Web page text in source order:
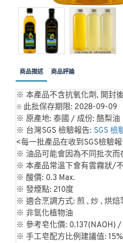
商品描述 商品評論
※ 本產品不含抗氧化劑, 開封
※ 此批保存期限: 2028-09-09
※ 原產地: 泰國 / 成份: 酪梨油
※ 台灣SGS 檢驗報告: SGS 檢
<每一批產品在收到SGS檢驗
※ 油品可能會因為不同批次而
※ 本產品常溫下會有雲霧狀/
※ 酸價: 0.3 Max.
※ 發煙點: 210度
※ 適合烹調方式: 煎 , 炒 , 烘
※ 非氫化植物油
※ 參考皂化價: 0.137(NAOH) /
※ 手工皂配方比例建議值: